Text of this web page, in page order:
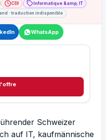
CDI
Informatique &amp; IT
· traduction indisponible
WhatsApp
Schweizer
auf IT, kaufmännische